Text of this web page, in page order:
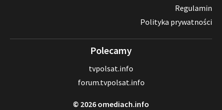
Regulamin
Polityka prywatności
Polecamy
tvpolsat.info
forum.tvpolsat.info
© 2026 omediach.info